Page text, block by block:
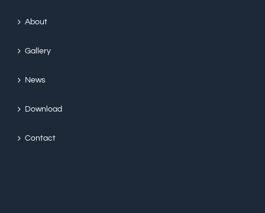
About
Gallery
News
Download
Contact